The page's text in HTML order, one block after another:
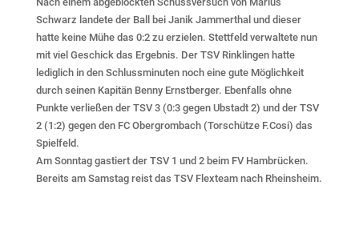
Schwarz landete der Ball bei Janik Jammerthal und dieser
hatte keine Mühe das 0:2 zu erzielen. Stettfeld verwaltete nun
mit viel Geschick das Ergebnis. Der TSV Rinklingen hatte
lediglich in den Schlussminuten noch eine gute Möglichkeit
durch seinen Kapitän Benny Ernstberger. Ebenfalls ohne
Punkte verließen der TSV 3 (0:3 gegen Ubstadt 2) und der TSV
2 (1:2) gegen den FC Obergrombach (Torschütze F.Cosi) das
Spielfeld.
Am Sonntag gastiert der TSV 1 und 2 beim FV Hambrücken.
Bereits am Samstag reist das TSV Flexteam nach Rheinsheim.